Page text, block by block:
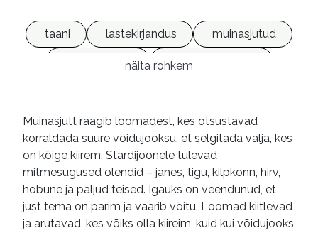
taani lastekirjandus
muinasjutud
heliraamatud
võrguväljaanded
näita rohkem
Muinasjutt räägib loomadest, kes otsustavad
korraldada suure võidujooksu, et selgitada välja, kes
on kõige kiirem. Stardijoonele tulevad
mitmesugused olendid – jänes, tigu, kilpkonn, hirv,
hobune ja paljud teised. Igaüks on veendunud, et
just tema on parim ja väärib võitu. Loomad kiitlevad
ja arutavad, kes võiks olla kiireim, kuid kui võidujooks